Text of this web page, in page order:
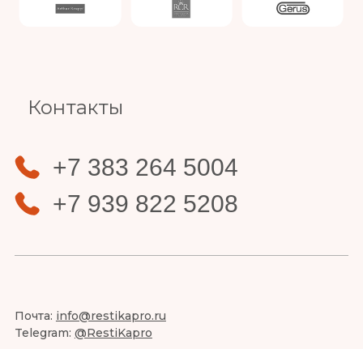
Контакты
+7 383 264 5004
+7 939 822 5208
Почта: info@restikapro.ru
Telegram: @RestiKapro